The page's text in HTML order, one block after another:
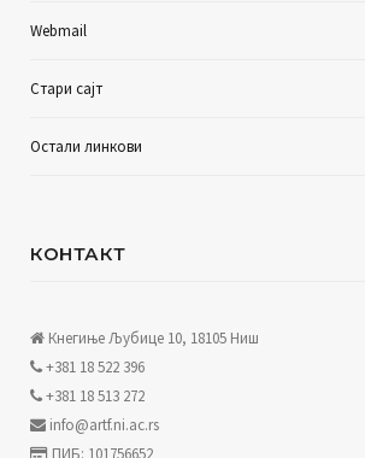
Webmail
Стари сајт
Остали линкови
КОНТАКТ
Кнегиње Љубице 10, 18105 Ниш
+381 18 522 396
+381 18 513 272
info@artf.ni.ac.rs